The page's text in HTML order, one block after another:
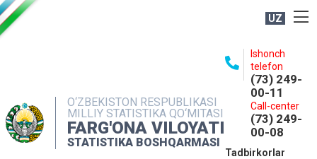
UZ
O‘ZBEKISTON RESPUBLIKASI
MILLIY STATISTIKA QO‘MITASI
FARG'ONA VILOYATI
STATISTIKA BOSHQARMASI
Ishonch
telefon
(73) 249-
00-11
Call-center
(73) 249-
00-08
Tadbirkorlar
NASHRLAR
INTERAKTIV XIZMATLAR
MATBUOT XIZMATI